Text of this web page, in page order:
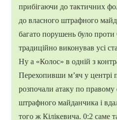
прибігаючи до тактичних
до власного штрафного
багато порушень було
традиційно виконував усі
Ну а «Колос» в одній з
Перехопивши м’яч у центрі
розпочали атаку по правому
штрафного майданчика і
того ж Кілікевича. 0:2 саме